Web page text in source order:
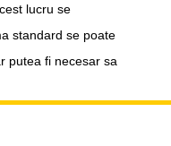
lucru se
standard se poate
putea fi necesar sa